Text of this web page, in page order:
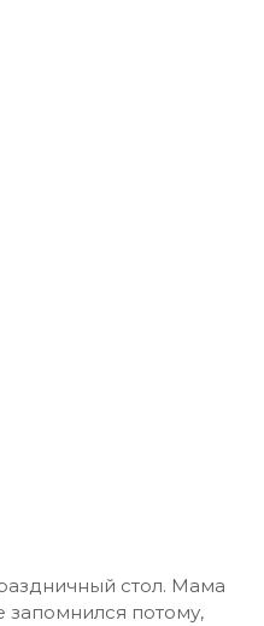
стол. Мама
запомнился потому,